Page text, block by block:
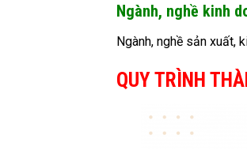
Ngành, nghề kinh
Ngành, nghề sản xuất,
QUY TRÌNH